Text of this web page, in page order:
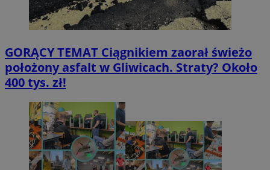
GORĄCY TEMAT Ciągnikiem zaorał świeżo
położony asfalt w Gliwicach. Straty? Około
400 tys. zł!